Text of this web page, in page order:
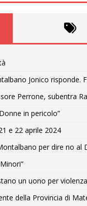
Jonico
Perrone, subentra
in pericolo”
e 22 aprile 2024
per dire no al
un uono per
della Provincia di